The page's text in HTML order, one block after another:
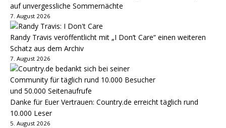
auf unvergessliche Sommernächte
7. August 2026
Randy Travis veröffentlicht mit „I Don’t Care“ einen weiteren
Schatz aus dem Archiv
7. August 2026
Danke für Euer Vertrauen: Country.de erreicht täglich rund
10.000 Leser
5. August 2026